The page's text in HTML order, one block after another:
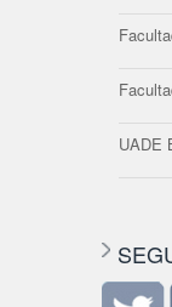
UADE